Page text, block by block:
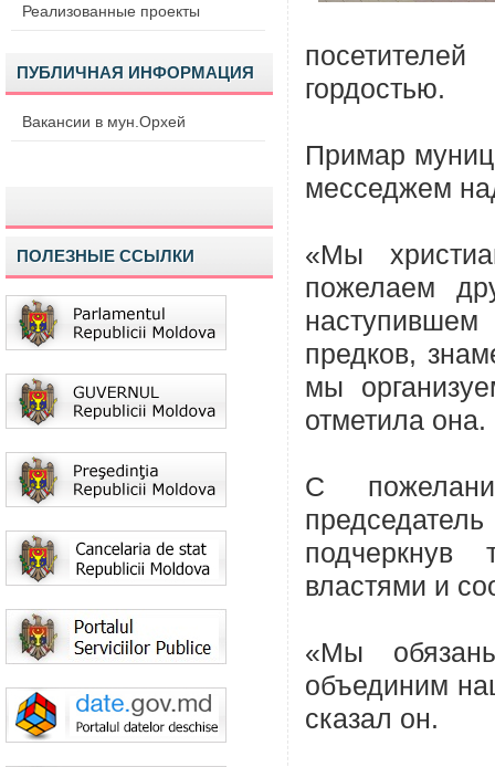
Реализованные проекты
ПУБЛИЧНАЯ ИНФОРМАЦИЯ
Вакансии в мун.Орхей
ПОЛЕЗНЫЕ ССЫЛКИ
гордостью.
Примар
месседжем
«Мы
пожелаем
предков,
мы
отметила она.
С
подчеркнув
властями и
«Мы
объединим
сказал он.